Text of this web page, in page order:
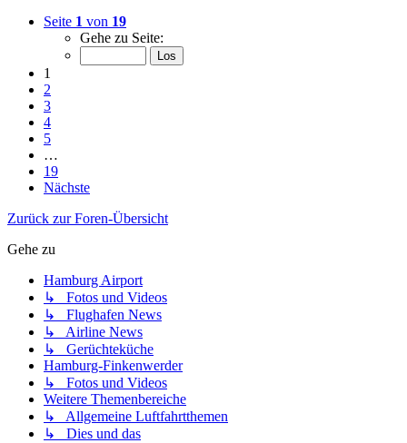
Seite 1 von 19
Gehe zu Seite:
1
2
3
4
5
…
19
Nächste
Zurück zur Foren-Übersicht
Gehe zu
Hamburg Airport
↳ Fotos und Videos
↳ Flughafen News
↳ Airline News
↳ Gerüchteküche
Hamburg-Finkenwerder
↳ Fotos und Videos
Weitere Themenbereiche
↳ Allgemeine Luftfahrtthemen
↳ Dies und das